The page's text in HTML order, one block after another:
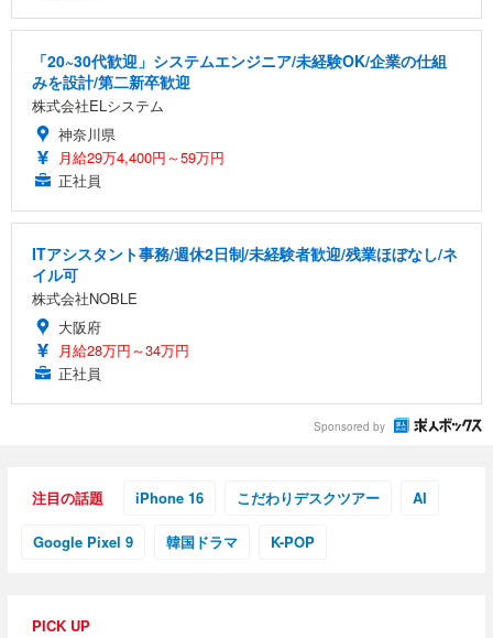
「20~30代歓迎」システムエンジニア/未経験OK/企業の仕組
みを設計/第二新卒歓迎
株式会社ELシステム
神奈川県
月給29万4,400円～59万円
正社員
ITアシスタント事務/週休2日制/未経験者歓迎/残業ほぼなし/ネ
イル可
株式会社NOBLE
大阪府
月給28万円～34万円
正社員
Sponsored by
注目の話題 iPhone 16 こだわりデスクツアー AI
Google Pixel 9 韓国ドラマ K-POP
PICK UP